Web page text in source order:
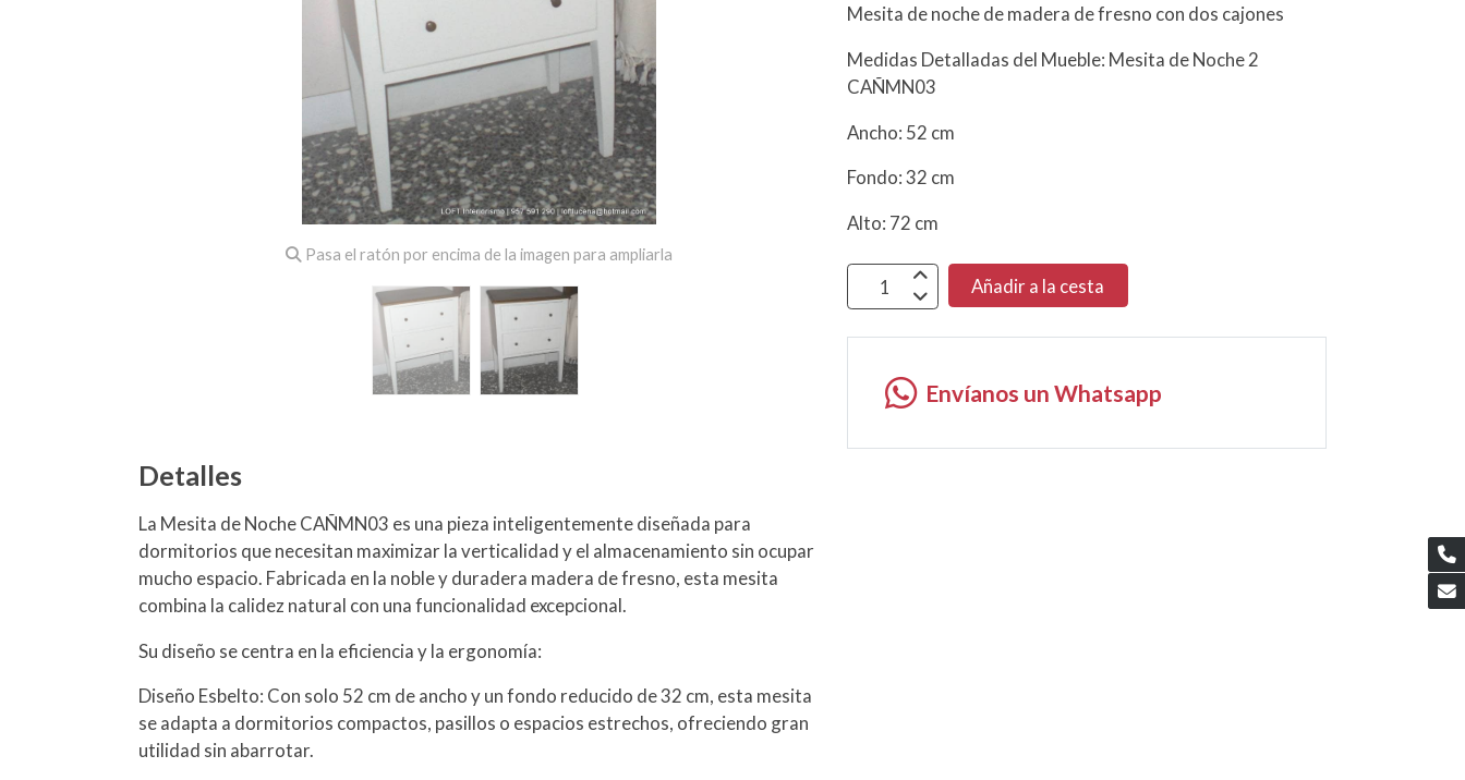
Pasa el ratón por encima de la imagen para ampliarla
Detalles
La Mesita de Noche CAÑMN03 es una pieza inteligentemente diseñada para
dormitorios que necesitan maximizar la verticalidad y el almacenamiento sin ocupar
mucho espacio. Fabricada en la noble y duradera madera de fresno, esta mesita
combina la calidez natural con una funcionalidad excepcional.
Su diseño se centra en la eficiencia y la ergonomía:
Diseño Esbelto: Con solo 52 cm de ancho y un fondo reducido de 32 cm, esta mesita
se adapta a dormitorios compactos, pasillos o espacios estrechos, ofreciendo gran
utilidad sin abarrotar.
Mesita de noche de madera de fresno con dos cajones
Medidas Detalladas del Mueble: Mesita de Noche 2
CAÑMN03
Ancho: 52 cm
Fondo: 32 cm
Alto: 72 cm
Añadir a la cesta
Envíanos un Whatsapp